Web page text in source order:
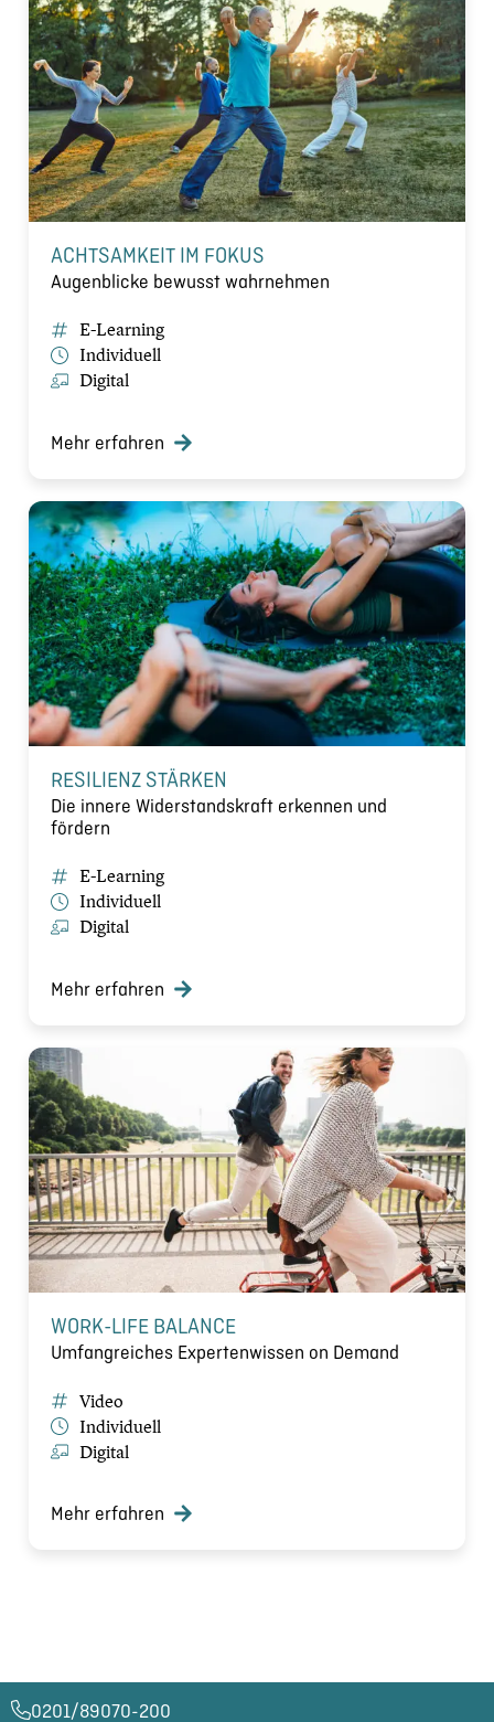
ACHTSAMKEIT IM FOKUS
Augenblicke bewusst wahrnehmen
E-Learning
Individuell
Digital
Mehr erfahren
RESILIENZ STÄRKEN
Die innere Widerstandskraft erkennen und
fördern
E-Learning
Individuell
Digital
Mehr erfahren
WORK-LIFE BALANCE
Umfangreiches Expertenwissen on Demand
Video
Individuell
Digital
Mehr erfahren
0201/89070-200​